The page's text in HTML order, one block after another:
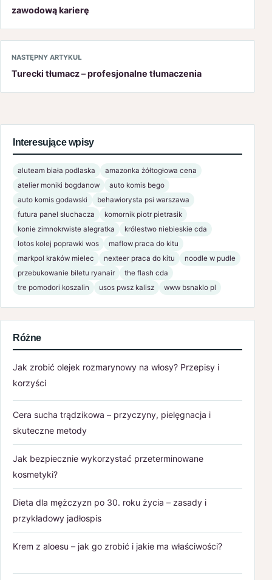
zawodową karierę
NASTĘPNY ARTYKUŁ
Turecki tłumacz – profesjonalne tłumaczenia
Interesujące wpisy
aluteam biała podlaska
amazonka żółtogłowa cena
atelier moniki bogdanow
auto komis bego
auto komis godawski
behawiorysta psi warszawa
futura panel słuchacza
komornik piotr pietrasik
konie zimnokrwiste alegratka
królestwo niebieskie cda
lotos kolej poprawki wos
maflow praca do kitu
markpol kraków mielec
nexteer praca do kitu
noodle w pudle
przebukowanie biletu ryanair
the flash cda
tre pomodori koszalin
usos pwsz kalisz www bsnaklo pl
Różne
Jak zrobić olejek rozmarynowy na włosy? Przepisy i
korzyści
Cera sucha trądzikowa – przyczyny, pielęgnacja i
skuteczne metody
Jak bezpiecznie wykorzystać przeterminowane
kosmetyki?
Dieta dla mężczyzn po 30. roku życia – zasady i
przykładowy jadłospis
Krem z aloesu – jak go zrobić i jakie ma właściwości?